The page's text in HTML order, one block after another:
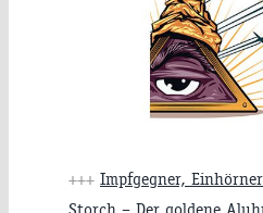
+++ Impfgegner,